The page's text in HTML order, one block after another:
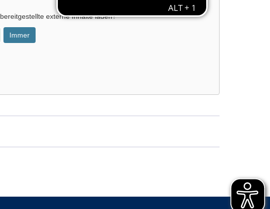
bereitgestellte externe Inhalte laden?
Immer